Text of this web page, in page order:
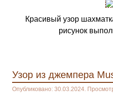
Красивый узор
рисунок
Узор из джемпера
Опубликовано: 30.03.2024.